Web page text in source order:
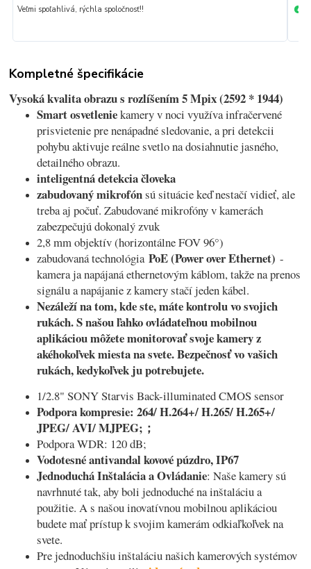
Veľmi spoľahlivá, rýchla spoločnosť!! +
Kompletné špecifikácie
Vysoká kvalita obrazu s rozlíšením 5 Mpix (2592 * 1944)
Smart osvetleniekamery v noci využíva infračervené
prisvietenie pre nenápadné sledovanie, a pri detekcii
pohybu aktivuje reálne svetlo na dosiahnutie jasného,
detailného obrazu.
inteligentná detekcia človeka
zabudovaný mikrofónsú situácie keď nestačí vidieť, ale
treba aj počuť. Zabudované mikrofóny v kamerách
zabezpečujú dokonalý zvuk
2,8 mm objektív (horizontálne FOV 96°)
zabudovaná technológiaPoE (Power over Ethernet) -
kamera ja napájaná ethernetovým káblom, takže na prenos
signálu a napájanie z kamery stačí jeden kábel.
Nezáleží na tom, kde ste, máte kontrolu vo svojich
rukách. S našou ľahko ovládateľnou mobilnou
aplikáciou môžete monitorovať svoje kamery z
akéhokoľvek miesta na svete. Bezpečnosť vo vašich
rukách, kedykoľvek ju potrebujete.
1/2.8" SONY Starvis Back-illuminated CMOS sensor
Podpora kompresie: 264/ H.264+/ H.265/ H.265+/
JPEG/ AVI/ MJPEG;；
Podpora WDR: 120 dB;
Vodotesné antivandal kovové púzdro, IP67
Jednoduchá Inštalácia a Ovládanie: Naše kamery sú
navrhnuté tak, aby boli jednoduché na inštaláciu a
použitie. A s našou inovatívnou mobilnou aplikáciou
budete mať prístup k svojim kamerám odkiaľkoľvek na
svete.
Pre jednoduchšiu inštaláciu našich kamerových systémov